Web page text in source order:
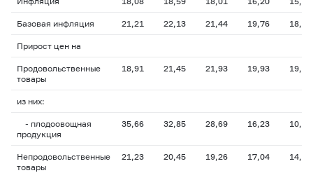
Базовая инфляция 21,21 22,13 21,44 19,76 18,53
Прирост цен на
Продовольственные
товары
18,91 21,45 21,93 19,93 19,02
из них:
- плодоовощная
продукция
35,66 32,85 28,69 16,23 10,77
Непродовольственные
товары
21,23 20,45 19,26 17,04 14,64